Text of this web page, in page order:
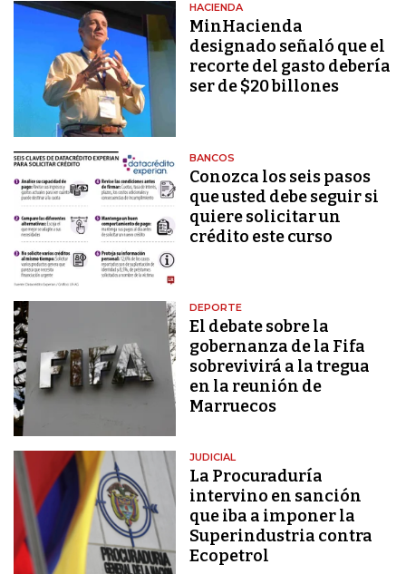
HACIENDA
MinHacienda
designado señaló que el
recorte del gasto debería
ser de $20 billones
BANCOS
Conozca los seis pasos
que usted debe seguir si
quiere solicitar un
crédito este curso
DEPORTE
El debate sobre la
gobernanza de la Fifa
sobrevivirá a la tregua
en la reunión de
Marruecos
JUDICIAL
La Procuraduría
intervino en sanción
que iba a imponer la
Superindustria contra
Ecopetrol